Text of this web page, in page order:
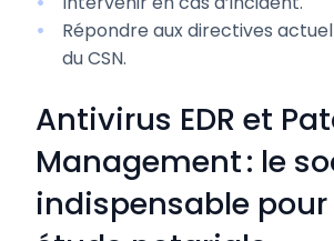
Répondre aux directives
du CSN.
Antivirus EDR et
Management : le
indispensable